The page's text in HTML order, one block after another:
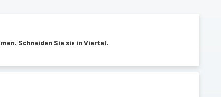
Schneiden Sie sie in Viertel.